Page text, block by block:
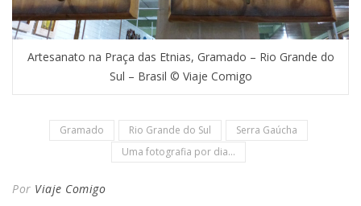
Artesanato na Praça das Etnias, Gramado – Rio Grande do
Sul – Brasil © Viaje Comigo
Gramado Rio Grande do Sul
Serra Gaúcha
Uma fotografia por dia...
Por Viaje Comigo